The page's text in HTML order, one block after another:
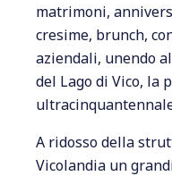
matrimoni,
cresime, brunch,
aziendali, unendo
del Lago di Vico, la
A ridosso della
Vicolandia un